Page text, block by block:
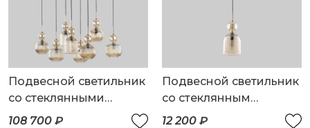
Подвесной светильник
со стеклянными
плафонами
108 700 ₽
Подвесной светильник
со стеклянным
плафоном
12 200 ₽